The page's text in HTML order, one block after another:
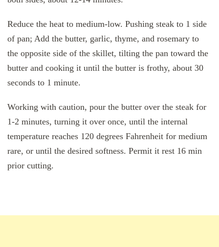
Reduce the heat to medium-low. Pushing steak to 1 side
of pan; Add the butter, garlic, thyme, and rosemary to
the opposite side of the skillet, tilting the pan toward the
butter and cooking it until the butter is frothy, about 30
seconds to 1 minute.
Working with caution, pour the butter over the steak for
1-2 minutes, turning it over once, until the internal
temperature reaches 120 degrees Fahrenheit for medium
rare, or until the desired softness. Permit it rest 16 min
prior cutting.